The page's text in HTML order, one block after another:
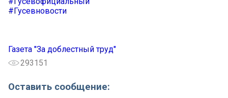
#Гусевновости
Газета "За доблестный труд"
293151
Оставить сообщение: